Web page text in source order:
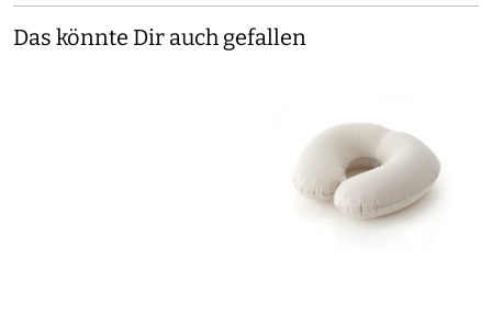
Das könnte Dir auch gefallen